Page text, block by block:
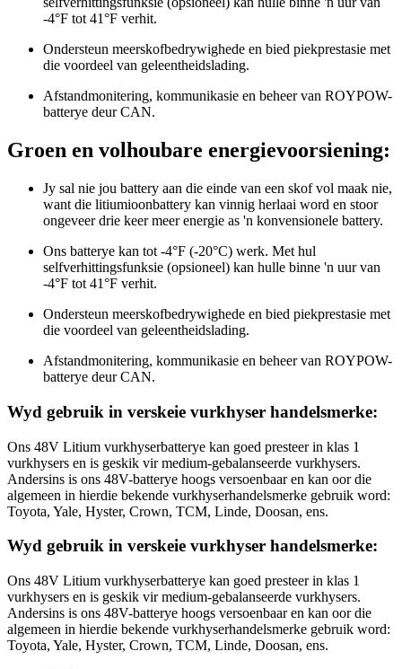
-4°F tot 41°F verhit.
Ondersteun meerskofbedrywighede en bied piekprestasie met
die voordeel van geleentheidslading.
Afstandmonitering, kommunikasie en beheer van ROYPOW-
batterye deur CAN.
Groen en volhoubare energievoorsiening:
Jy sal nie jou battery aan die einde van een skof vol maak nie,
want die litiumioonbattery kan vinnig herlaai word en stoor
ongeveer drie keer meer energie as 'n konvensionele battery.
Ons batterye kan tot -4°F (-20°C) werk. Met hul
selfverhittingsfunksie (opsioneel) kan hulle binne 'n uur van
-4°F tot 41°F verhit.
Ondersteun meerskofbedrywighede en bied piekprestasie met
die voordeel van geleentheidslading.
Afstandmonitering, kommunikasie en beheer van ROYPOW-
batterye deur CAN.
Wyd gebruik in verskeie vurkhyser handelsmerke:
Ons 48V Litium vurkhyserbatterye kan goed presteer in klas 1
vurkhysers en is geskik vir medium-gebalanseerde vurkhysers.
Andersins is ons 48V-batterye hoogs versoenbaar en kan oor die
algemeen in hierdie bekende vurkhyserhandelsmerke gebruik word:
Toyota, Yale, Hyster, Crown, TCM, Linde, Doosan, ens.
Wyd gebruik in verskeie vurkhyser handelsmerke:
Ons 48V Litium vurkhyserbatterye kan goed presteer in klas 1
vurkhysers en is geskik vir medium-gebalanseerde vurkhysers.
Andersins is ons 48V-batterye hoogs versoenbaar en kan oor die
algemeen in hierdie bekende vurkhyserhandelsmerke gebruik word:
Toyota, Yale, Hyster, Crown, TCM, Linde, Doosan, ens.